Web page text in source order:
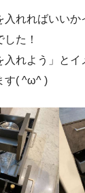
入れればいい
た！
入れよう」と
す( ^ω^ )